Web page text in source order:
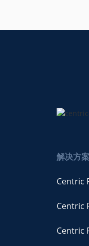
解决方案
Centric
Centric
Centric